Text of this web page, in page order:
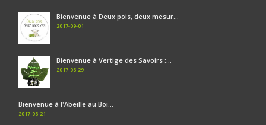
Bienvenue à Deux pois, deux mesur...
2017-09-01
Bienvenue à Vertige des Savoirs :...
2017-08-29
Bienvenue à l'Abeille au Boi...
2017-08-21